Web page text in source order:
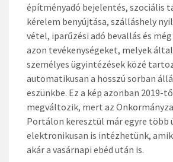
építményadó bejelentés, szociális
kérelem benyújtása, szálláshely
vétel, iparűzési adó bevallás és
azon tevékenységeket, melyek
személyes ügyintézések közé
automatikusan a hosszú sorban
eszünkbe. Ez a kép azonban 2019-
megváltozik, mert az
Portálon keresztül már egyre több
elektronikusan is intézhetünk,
akár a vasárnapi ebéd után is.